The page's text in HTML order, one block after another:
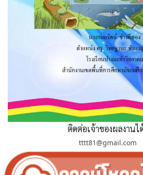
ติดต่อเจ้าของผลงานไ
tttt81@gmail.com